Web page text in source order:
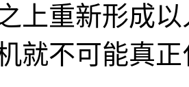
上重新形成
就不可能真